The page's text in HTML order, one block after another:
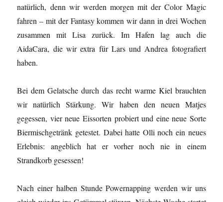
natürlich, denn wir werden morgen mit der Color Magic
fahren – mit der Fantasy kommen wir dann in drei Wochen
zusammen mit Lisa zurück. Im Hafen lag auch die
AidaCara, die wir extra für Lars und Andrea fotografiert
haben.
Bei dem Gelatsche durch das recht warme Kiel brauchten
wir natürlich Stärkung. Wir haben den neuen Matjes
gegessen, vier neue Eissorten probiert und eine neue Sorte
Biermischgetränk getestet. Dabei hatte Olli noch ein neues
Erlebnis: angeblich hat er vorher noch nie in einem
Strandkorb gesessen!
Nach einer halben Stunde Powernapping werden wir uns